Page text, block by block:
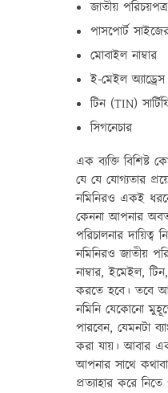
জাতীয়
পাসপোর্ট
মোবাইল নাম্বার
ই-মেইল অ্যাড্রেস
টিন (TIN)
সিগনেচার
এক ব্যক্তি বিশিষ্ট
যে যে যোগ্যতার
নমিনিরও একই
কেননা আপনার
পরিচালনার দায়িত্ব
নমিনিরও জাতীয়
নাম্বার, ইমেইল,
করতে হবে। তবে
নমিনি যেকোনো
পারবেন, যেমনটা
করা যায়। আবার
আপনার সাথে
প্রত্যাহার করে নিতে